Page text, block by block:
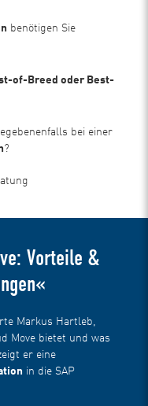
benötigen Sie
of-Breed oder Best-
bei einer
?
Vorteile &
Markus Hartleb,
Move bietet und was
er eine
in die SAP